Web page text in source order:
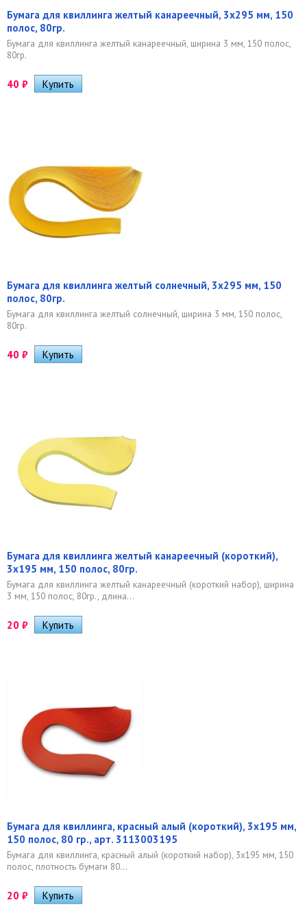
Бумага для квиллинга желтый канареечный, 3х295 мм, 150
полос, 80гр.
Бумага для квиллинга желтый канареечный, ширина 3 мм, 150 полос,
80гр.
40 ₽
Бумага для квиллинга желтый солнечный, 3х295 мм, 150
полос, 80гр.
Бумага для квиллинга желтый солнечный, ширина 3 мм, 150 полос,
80гр.
40 ₽
Бумага для квиллинга желтый канареечный (короткий),
3х195 мм, 150 полос, 80гр.
Бумага для квиллинга желтый канареечный (короткий набор), ширина
3 мм, 150 полос, 80гр., длина...
20 ₽
Бумага для квиллинга, красный алый (короткий), 3х195 мм,
150 полос, 80 гр., арт. 3113003195
Бумага для квиллинга, красный алый (короткий набор), 3х195 мм, 150
полос, плотность бумаги 80...
20 ₽